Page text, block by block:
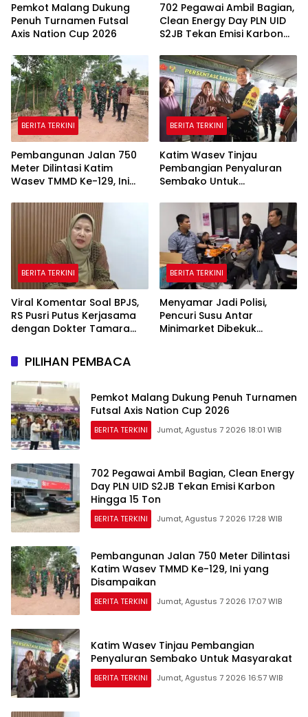
Pemkot Malang Dukung
Penuh Turnamen Futsal
Axis Nation Cup 2026
702 Pegawai Ambil Bagian,
Clean Energy Day PLN UID
S2JB Tekan Emisi Karbon
BERITA TERKINI
Pembangunan Jalan 750
Meter Dilintasi Katim
Wasev TMMD Ke-129, Ini
BERITA TERKINI
Katim Wasev Tinjau
Pembangian Penyaluran
Sembako Untuk
BERITA TERKINI
Viral Komentar Soal BPJS,
RS Pusri Putus Kerjasama
dengan Dokter Tamara
BERITA TERKINI
Menyamar Jadi Polisi,
Pencuri Susu Antar
Minimarket Dibekuk
PILIHAN PEMBACA
Pemkot Malang Dukung Penuh Turnamen
Futsal Axis Nation Cup 2026
BERITA TERKINI Jumat, Agustus 7 2026 18:01 WIB
702 Pegawai Ambil Bagian, Clean Energy
Day PLN UID S2JB Tekan Emisi Karbon
Hingga 15 Ton
BERITA TERKINI Jumat, Agustus 7 2026 17:28 WIB
Pembangunan Jalan 750 Meter Dilintasi
Katim Wasev TMMD Ke-129, Ini yang
Disampaikan
BERITA TERKINI Jumat, Agustus 7 2026 17:07 WIB
Katim Wasev Tinjau Pembangian
Penyaluran Sembako Untuk Masyarakat
BERITA TERKINI Jumat, Agustus 7 2026 16:57 WIB